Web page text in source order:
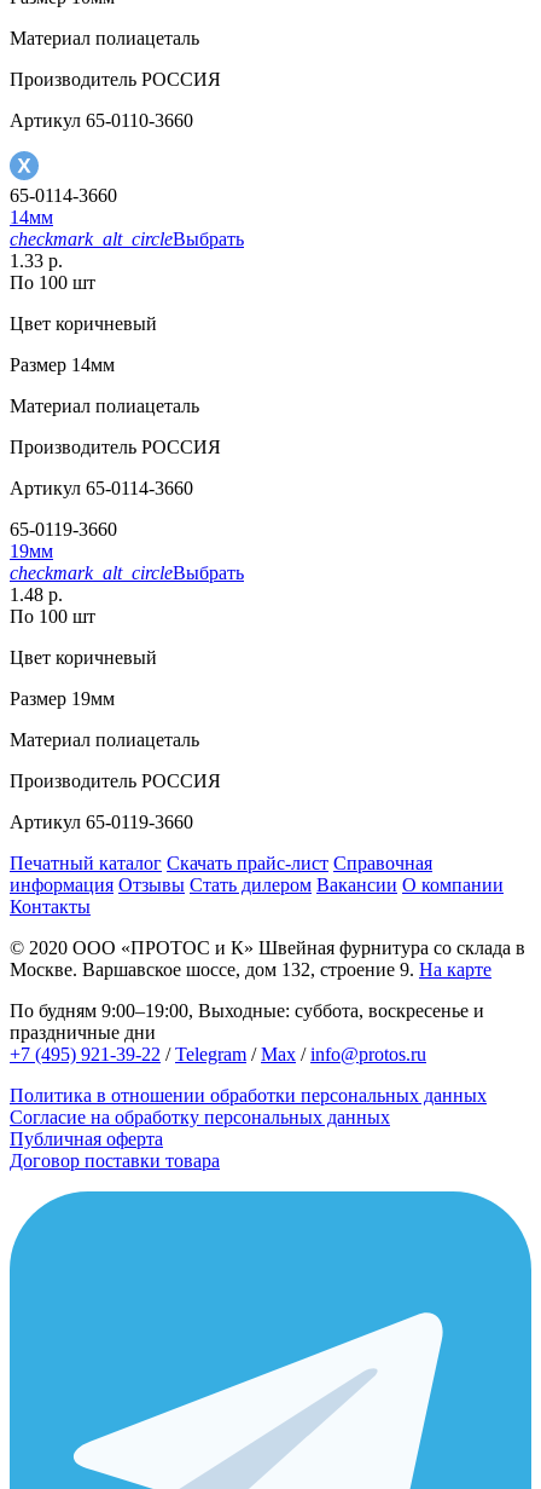
Материал полиацеталь
Производитель РОССИЯ
Артикул 65-0110-3660
65-0114-3660
14мм
checkmark_alt_circleВыбрать
1.33 р.
По 100 шт
Цвет коричневый
Размер 14мм
Материал полиацеталь
Производитель РОССИЯ
Артикул 65-0114-3660
65-0119-3660
19мм
checkmark_alt_circleВыбрать
1.48 р.
По 100 шт
Цвет коричневый
Размер 19мм
Материал полиацеталь
Производитель РОССИЯ
Артикул 65-0119-3660
Печатный каталог Скачать прайс-лист Справочная
информация Отзывы Стать дилером Вакансии О компании
Контакты
© 2020 ООО «ПРОТОС и К» Швейная фурнитура со склада в
Москве. Варшавское шоссе, дом 132, строение 9. На карте
По будням 9:00–19:00, Выходные: суббота, воскресенье и
праздничные дни
+7 (495) 921-39-22 /Telegram /Max /info@protos.ru
Политика в отношении обработки персональных данных
Согласие на обработку персональных данных
Публичная оферта
Договор поставки товара